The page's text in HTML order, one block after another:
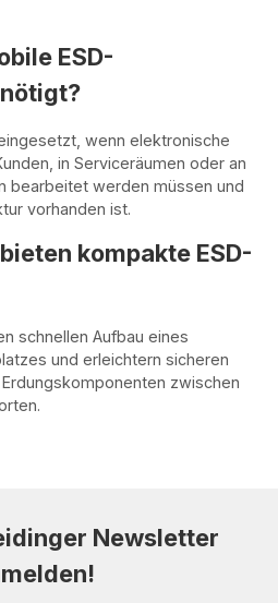
ESD-
wenn elektronische
in Serviceräumen oder an
bearbeitet werden müssen und
vorhanden ist.
kompakte ESD-
schnellen Aufbau eines
und erleichtern sicheren
zwischen
Newsletter